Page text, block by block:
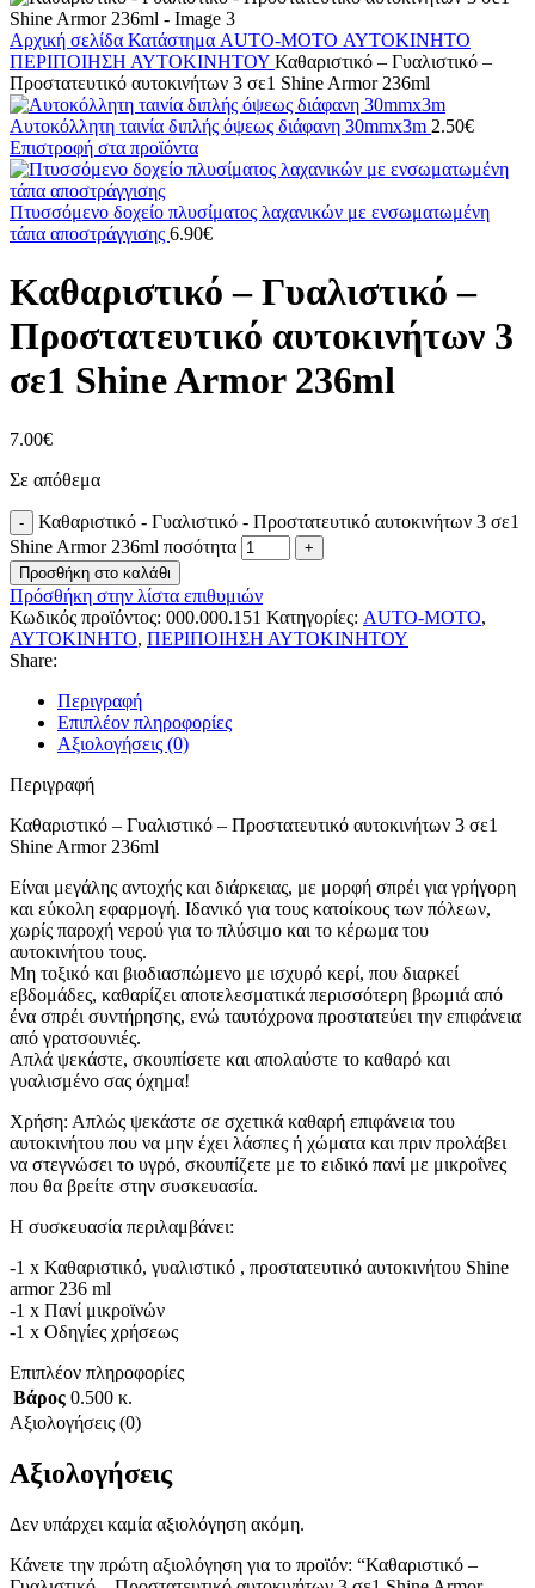
Αρχική σελίδα Κατάστημα AUTO-MOTO ΑΥΤΟΚΙΝΗΤΟ
ΠΕΡΙΠΟΙΗΣΗ ΑΥΤΟΚΙΝΗΤΟΥ Καθαριστικό – Γυαλιστικό –
Προστατευτικό αυτοκινήτων 3 σε1 Shine Armor 236ml
Αυτοκόλλητη ταινία διπλής όψεως διάφανη 30mmx3m 2.50€
Επιστροφή στα προϊόντα
Πτυσσόμενο δοχείο πλυσίματος λαχανικών με ενσωματωμένη
τάπα αποστράγγισης 6.90€
Καθαριστικό – Γυαλιστικό –
Προστατευτικό αυτοκινήτων 3
σε1 Shine Armor 236ml
7.00€
Σε απόθεμα
Καθαριστικό - Γυαλιστικό - Προστατευτικό αυτοκινήτων 3 σε1
Shine Armor 236ml ποσότητα
Προσθήκη στο καλάθι
Πρόσθήκη στην λίστα επιθυμιών
Κωδικός προϊόντος: 000.000.151 Κατηγορίες: AUTO-MOTO,
ΑΥΤΟΚΙΝΗΤΟ, ΠΕΡΙΠΟΙΗΣΗ ΑΥΤΟΚΙΝΗΤΟΥ
Share:
Περιγραφή
Επιπλέον πληροφορίες
Αξιολογήσεις (0)
Περιγραφή
Καθαριστικό – Γυαλιστικό – Προστατευτικό αυτοκινήτων 3 σε1
Shine Armor 236ml
Είναι μεγάλης αντοχής και διάρκειας, με μορφή σπρέι για γρήγορη
και εύκολη εφαρμογή. Ιδανικό για τους κατοίκους των πόλεων,
χωρίς παροχή νερού για το πλύσιμο και το κέρωμα του
αυτοκινήτου τους.
Μη τοξικό και βιοδιασπώμενο με ισχυρό κερί, που διαρκεί
εβδομάδες, καθαρίζει αποτελεσματικά περισσότερη βρωμιά από
ένα σπρέι συντήρησης, ενώ ταυτόχρονα προστατεύει την επιφάνεια
από γρατσουνιές.
Απλά ψεκάστε, σκουπίσετε και απολαύστε το καθαρό και
γυαλισμένο σας όχημα!
Χρήση: Απλώς ψεκάστε σε σχετικά καθαρή επιφάνεια του
αυτοκινήτου που να μην έχει λάσπες ή χώματα και πριν προλάβει
να στεγνώσει το υγρό, σκουπίζετε με το ειδικό πανί με μικροΐνες
που θα βρείτε στην συσκευασία.
Η συσκευασία περιλαμβάνει:
-1 x Καθαριστικό, γυαλιστικό , προστατευτικό αυτοκινήτου Shine
armor 236 ml
-1 x Πανί μικροϊνών
-1 x Οδηγίες χρήσεως
Επιπλέον πληροφορίες
Βάρος 0.500 κ.
Αξιολογήσεις (0)
Αξιολογήσεις
Δεν υπάρχει καμία αξιολόγηση ακόμη.
Κάνετε την πρώτη αξιολόγηση για το προϊόν: “Καθαριστικό –